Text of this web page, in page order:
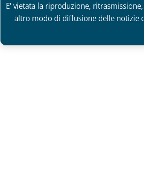
E' vietata la riproduzione,
altro modo di diffusione delle notizie